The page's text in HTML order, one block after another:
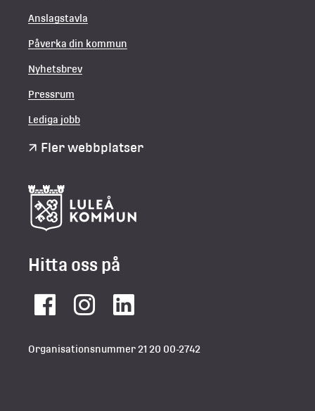
Anslagstavla
Påverka din kommun
Nyhetsbrev
Pressrum
Lediga jobb
Fler webbplatser
Hitta oss på
FacebookInstagramLinkedIn
Organisationsnummer 21 20 00-2742